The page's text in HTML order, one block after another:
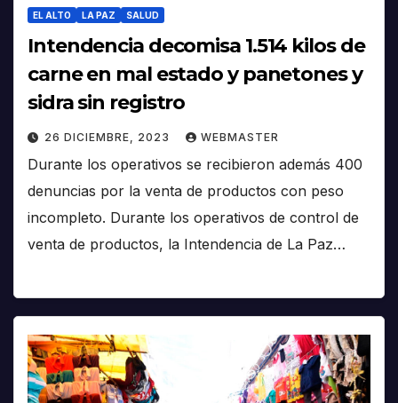
EL ALTO LA PAZ SALUD
Intendencia decomisa 1.514 kilos de
carne en mal estado y panetones y
sidra sin registro
26 DICIEMBRE, 2023 WEBMASTER
Durante los operativos se recibieron además 400
denuncias por la venta de productos con peso
incompleto. Durante los operativos de control de
venta de productos, la Intendencia de La Paz…